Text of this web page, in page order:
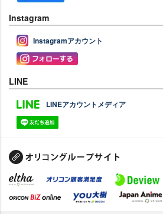
Instagram
Instagramアカウント
LINE
LINEアカウントメディア